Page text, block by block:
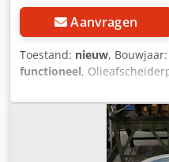
Aanvragen
Toestand: nieuw, Bouwjaar:
functioneel,
Kaeser reserveonderdeel
compressoren:
voorraad Wij zijn met
wordt daarna verwerkt.
uitgesloten van deze